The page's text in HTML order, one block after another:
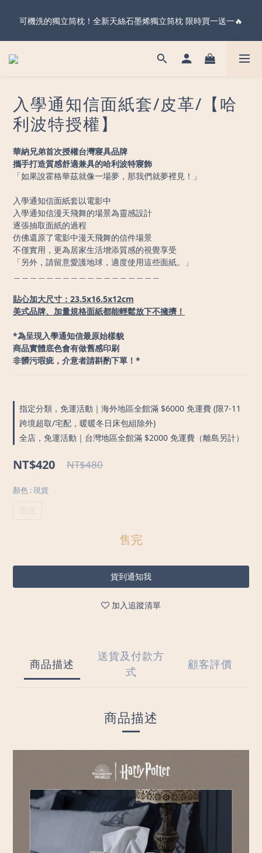
下單 父親節前到貨 ✨
可機洗的獨立筒枕！全新天絲石墨烯獨立筒枕 限時買一送一🔥
暖心父親節・天絲全系列＆純棉雙層紗 不限金額 享 88 折！現在
入學通知信面紙套/皮革/【哈
利波特授權】
華納兄弟首次授權台灣寢具品牌
攜手打造質感舒適兼具的哈利波特寢飾
「如果說霍格華茲就像一場夢，那我們就夢裡見！」
入學通知信面紙套以電影中
入學通知信漫天飛舞的場景為靈感設計
逐張抽取面紙的過程
仿佛還原了電影中漫天飛舞的信件場景
不僅實用，更為居家生活增添質感的視覺享受
「另外，請留意愛護地球，適度使用這些面紙。」
貼心加大尺寸：23.5x16.5x12cm
美式品牌、加量規格面紙都能輕鬆放下不擁擠！
*為呈現入學通知信最原始樣貌
商品實體底色會有做舊感印刷
非髒污瑕疵，介意者請斟酌下單！*
指定分類，免運活動｜海外地區全館滿 $6000 免運費 (限7-11
跨境超取/宅配，暖暖冬日床包組除外)
全店，免運活動｜台灣地區全館滿 $2000 免運費（離島另計）
NT$420 NT$480
顏色 : 現貨
現貨
售完
貨到通知我
加入追蹤清單
商品描述
送貨及付款方
式
顧客評價
商品描述